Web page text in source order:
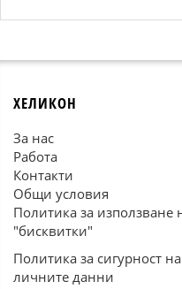
ХЕЛИКОН
За нас
Работа
Контакти
Общи условия
Политика за използване
"бисквитки"
Политика за сигурност на
личните данни